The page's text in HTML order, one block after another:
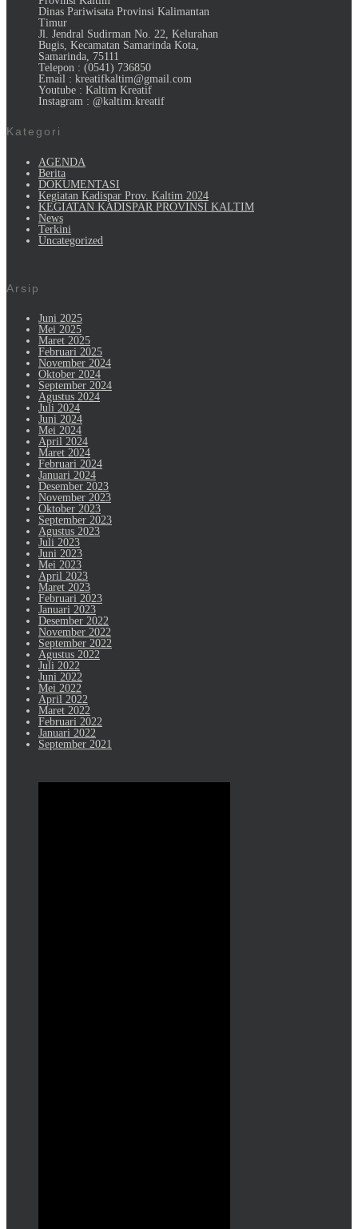
Dinas Pariwisata Provinsi Kalimantan
Timur
Jl. Jendral Sudirman No. 22, Kelurahan
Bugis, Kecamatan Samarinda Kota,
Samarinda, 75111
Telepon : (0541) 736850
Email : kreatifkaltim@gmail.com
Youtube : Kaltim Kreatif
Instagram : @kaltim.kreatif
Kategori
AGENDA
Berita
DOKUMENTASI
Kegiatan Kadispar Prov. Kaltim 2024
KEGIATAN KADISPAR PROVINSI KALTIM
News
Terkini
Uncategorized
Arsip
Juni 2025
Mei 2025
Maret 2025
Februari 2025
November 2024
Oktober 2024
September 2024
Agustus 2024
Juli 2024
Juni 2024
Mei 2024
April 2024
Maret 2024
Februari 2024
Januari 2024
Desember 2023
November 2023
Oktober 2023
September 2023
Agustus 2023
Juli 2023
Juni 2023
Mei 2023
April 2023
Maret 2023
Februari 2023
Januari 2023
Desember 2022
November 2022
September 2022
Agustus 2022
Juli 2022
Juni 2022
Mei 2022
April 2022
Maret 2022
Februari 2022
Januari 2022
September 2021